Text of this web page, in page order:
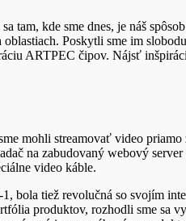
tam, kde sme dnes, je náš
Poskytli sme im
ARTPEC čipov. Nájsť
mohli streamovať video
na zabudovaný webový
video káble.
bola tiež revolučná so svojím
produktov, rozhodli sme sa